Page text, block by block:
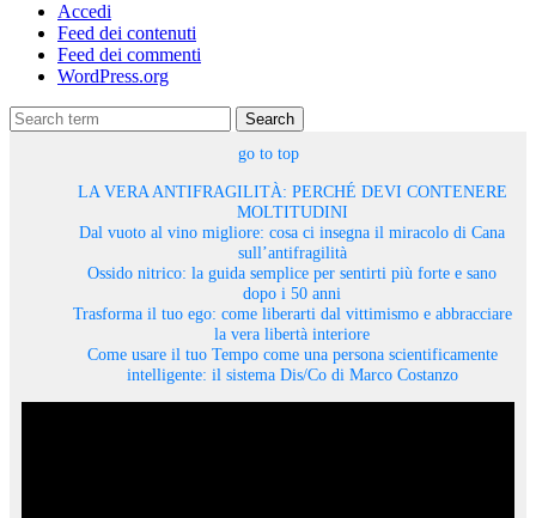
Accedi
Feed dei contenuti
Feed dei commenti
WordPress.org
Search
go to top
LA VERA ANTIFRAGILITÀ: PERCHÉ DEVI CONTENERE
MOLTITUDINI
Dal vuoto al vino migliore: cosa ci insegna il miracolo di Cana
sull’antifragilità
Ossido nitrico: la guida semplice per sentirti più forte e sano
dopo i 50 anni
Trasforma il tuo ego: come liberarti dal vittimismo e abbracciare
la vera libertà interiore
Come usare il tuo Tempo come una persona scientificamente
intelligente: il sistema Dis/Co di Marco Costanzo